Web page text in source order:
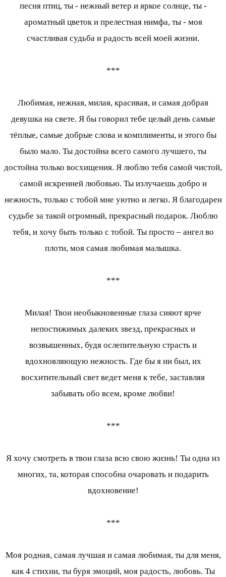
песня птиц, ты - нежный ветер и яркое солнце, ты -
ароматный цветок и прелестная нимфа, ты - моя
счастливая судьба и радость всей моей жизни.
***
Любимая, нежная, милая, красивая, и самая добрая
девушка на свете. Я бы говорил тебе целый день самые
тёплые, самые добрые слова и комплименты, и этого бы
было мало. Ты достойна всего самого лучшего, ты
достойна только восхищения. Я люблю тебя самой чистой,
самой искренней любовью. Ты излучаешь добро и
нежность, только с тобой мне уютно и легко. Я благодарен
судьбе за такой огромный, прекрасный подарок. Люблю
тебя, и хочу быть только с тобой. Ты просто – ангел во
плоти, моя самая любимая малышка.
***
Милая! Твои необыкновенные глаза сияют ярче
непостижимых далеких звезд, прекрасных и
возвышенных, будя ослепительную страсть и
вдохновляющую нежность. Где бы я ни был, их
восхитительный свет ведет меня к тебе, заставляя
забывать обо всем, кроме любви!
***
Я хочу смотреть в твои глаза всю свою жизнь! Ты одна из
многих, та, которая способна очаровать и подарить
вдохновение!
***
Моя родная, самая лучшая и самая любимая, ты для меня,
как 4 стихии, ты буря эмоций, моя радость, любовь. Ты